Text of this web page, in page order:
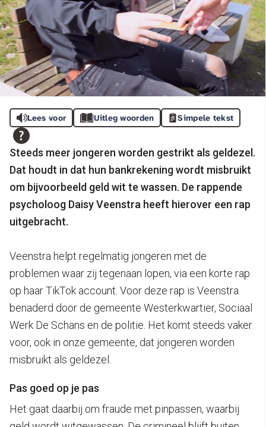
Lees voor Uitleg woorden Simpele tekst
Steeds meer jongeren worden gestrikt als geldezel.
Dat houdt in dat hun bankrekening wordt misbruikt
om bijvoorbeeld geld wit te wassen. De rappende
psycholoog Daisy Veenstra heeft hierover een rap
uitgebracht.
Veenstra helpt regelmatig jongeren met de
problemen waar zij tegenaan lopen, via een korte rap
op haar TikTok account. Voor deze rap is Veenstra
benaderd door de gemeente Westerkwartier, Sociaal
Werk De Schans en de politie. Het komt steeds vaker
voor, ook in onze gemeente, dat jongeren worden
misbruikt als geldezel.
Pas goed op je pas
Het gaat daarbij om fraude met pinpassen, waarbij